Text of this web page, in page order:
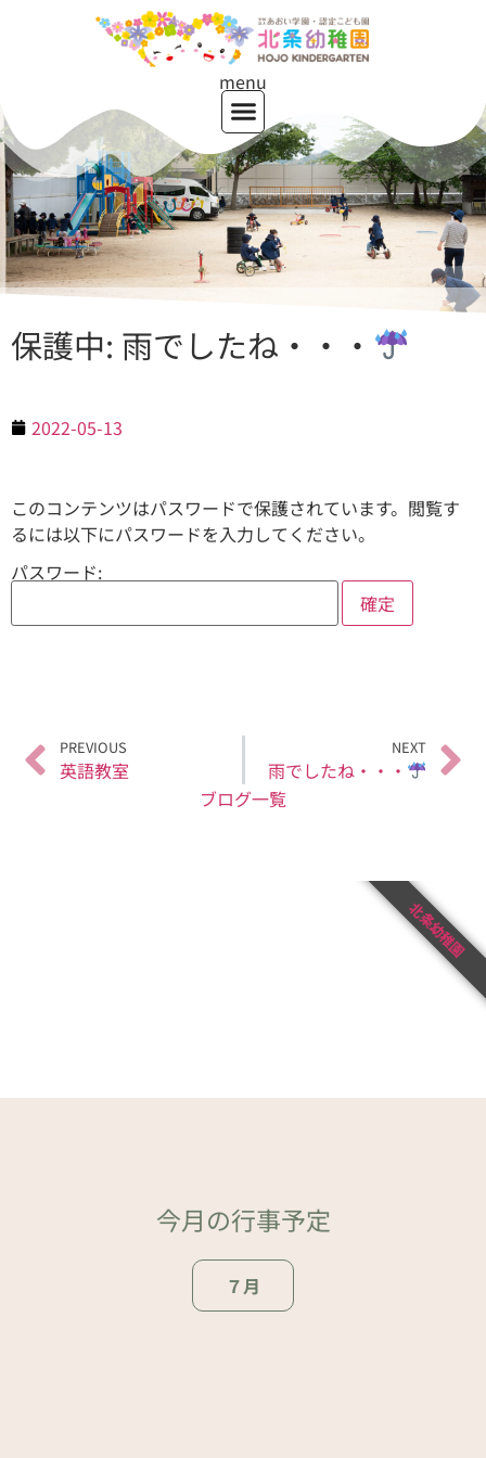
menu
保護中: 雨でしたね・・・
2022-05-13
このコンテンツはパスワードで保護されています。閲覧す
るには以下にパスワードを入力してください。
パスワード:
PREVIOUS
英語教室
NEXT
雨でしたね・・・
ブログ一覧
今月の行事予定
７月
北条幼稚園